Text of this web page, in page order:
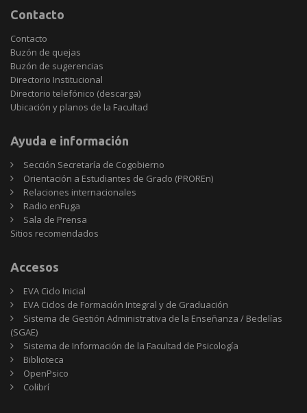
Contacto
Contacto
Buzón de quejas
Buzón de sugerencias
Directorio Institucional
Directorio telefónico (descarga)
Ubicación y planos de la Facultad
Ayuda e información
Sección Secretaría de Cogobierno
Orientación a Estudiantes de Grado (PROREn)
Relaciones internacionales
Radio enFuga
Sala de Prensa
Sitios
Sitios recomendados
Accesos
EVA Ciclo Inicial
EVA Ciclos de Formación Integral y de Graduación
Sistema de Gestión Administrativa de la Enseñanza / Bedelías
(SGAE)
Sistema de Información de la Facultad de Psicología
Biblioteca
OpenPsico
Colibrí